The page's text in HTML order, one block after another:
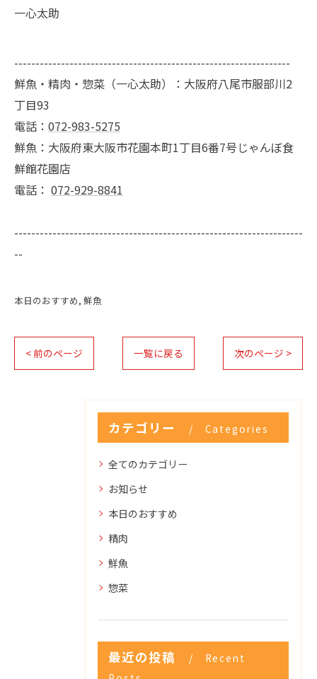
一心太助
-----------------------------------------------------------------
鮮魚・精肉・惣菜（一心太助）：大阪府八尾市服部川2
丁目93
電話： 072-983-5275
鮮魚：大阪府東大阪市花園本町1丁目6番7号じゃんぼ食
鮮館花園店
電話： 072-929-8841
--------------------------------------------------------------------
--
本日のおすすめ 鮮魚
< 前のページ 一覧に戻る 次のページ >
カテゴリー Categories
全てのカテゴリー
お知らせ
本日のおすすめ
精肉
鮮魚
惣菜
最近の投稿
Recent